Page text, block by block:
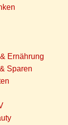
Ernährung
Sparen